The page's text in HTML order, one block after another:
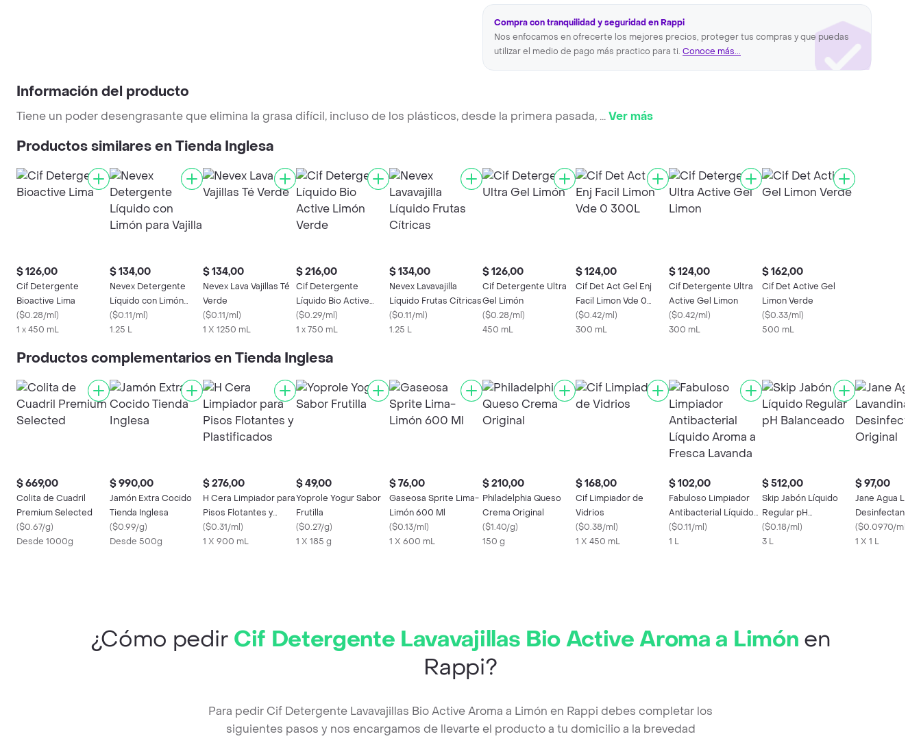
Compra con tranquilidad y seguridad en Rappi
Nos enfocamos en ofrecerte los mejores precios, proteger tus compras y que puedas
utilizar el medio de pago más practico para ti. Conoce más...
Información del producto
Tiene un poder desengrasante que elimina la grasa difícil, incluso de los plásticos, desde la primera pasada, ...Ver más
Productos similares en Tienda Inglesa
$ 126,00
Cif Detergente
Bioactive Lima
($0.28/ml)
1 x 450 mL
$ 134,00
Nevex Detergente
Líquido con Limón
para Vajilla
($0.11/ml)
1.25 L
$ 134,00
Nevex Lava Vajillas Té
Verde
($0.11/ml)
1 X 1250 mL
$ 216,00
Cif Detergente
Líquido Bio Active
Limón Verde
($0.29/ml)
1 x 750 mL
$ 134,00
Nevex Lavavajilla
Líquido Frutas Cítricas
($0.11/ml)
1.25 L
$ 126,00
Cif Detergente Ultra
Gel Limón
($0.28/ml)
450 mL
$ 124,00
Cif Det Act Gel Enj
Facil Limon Vde 0
300L
($0.42/ml)
300 mL
$ 124,00
Cif Detergente Ultra
Active Gel Limon
($0.42/ml)
300 mL
$ 162,00
Cif Det Active Gel
Limon Verde
($0.33/ml)
500 mL
Productos complementarios en Tienda Inglesa
$ 669,00
Colita de Cuadril
Premium Selected
($0.67/g)
Desde 1000g
$ 990,00
Jamón Extra Cocido
Tienda Inglesa
($0.99/g)
Desde 500g
$ 276,00
H Cera Limpiador para
Pisos Flotantes y
Plastificados
($0.31/ml)
1 X 900 mL
$ 49,00
Yoprole Yogur Sabor
Frutilla
($0.27/g)
1 X 185 g
$ 76,00
Gaseosa Sprite Lima-
Limón 600 Ml
($0.13/ml)
1 X 600 mL
$ 210,00
Philadelphia Queso
Crema Original
($1.40/g)
150 g
$ 168,00
Cif Limpiador de
Vidrios
($0.38/ml)
1 X 450 mL
$ 102,00
Fabuloso Limpiador
Antibacterial Líquido
Aroma a Fresca
Lavanda
($0.11/ml)
1 L
$ 512,00
Skip Jabón Líquido
Regular pH
Balanceado
($0.18/ml)
3 L
$ 97,00
Jane Agua
Desinfectante
($0.0970/ml
1 X 1 L
¿Cómo pedir Cif Detergente Lavavajillas Bio Active Aroma a Limón en
Rappi?
Para pedir Cif Detergente Lavavajillas Bio Active Aroma a Limón en Rappi debes completar los
siguientes pasos y nos encargamos de llevarte el producto a tu domicilio a la brevedad